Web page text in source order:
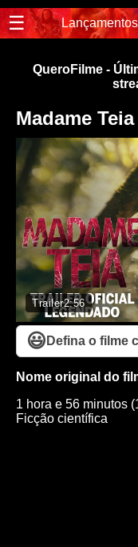
☰
QueroFilme -
Madame Teia
Trailer2:56
😃 Defina o filme
Nome original do
1 hora e 56 minutos
Ficção científica